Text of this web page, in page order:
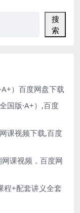
搜
索
）百度网盘下载
国版·A+）,百度
课视频下载,百度
课视频，百度网
程+配套讲义全套